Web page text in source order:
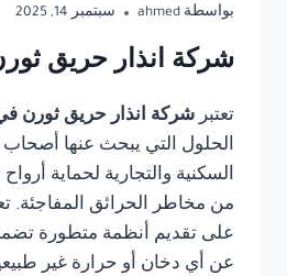
بواسطة ahmed سبتمبر 14, 2025
شركة انذار حريق
تعتبر شركة انذار حريق ثورن
الحلول التي يبحث عنها أصحاب
السكنية والتجارية لحماية
من مخاطر الحرائق المفاجئة.
على تقديم أنظمة متطورة
عن أي دخان أو حرارة غير